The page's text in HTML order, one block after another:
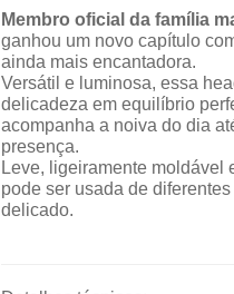
Membro oficial da família
ganhou um novo capítulo
ainda mais encantadora.
Versátil e luminosa, essa
delicadeza em equilíbrio
acompanha a noiva do dia
presença.
Leve, ligeiramente moldável
pode ser usada de
delicado.